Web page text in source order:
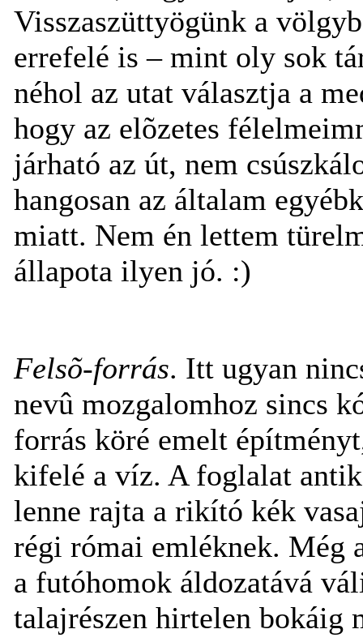
Visszaszüttyögünk a
errefelé is – mint oly sok
néhol az utat választja a
hogy az elõzetes
járható az út, nem
hangosan az általam
miatt. Nem én lettem
állapota ilyen jó. :)
Felsõ-forrás. Itt ugyan
nevû mozgalomhoz sincs
forrás köré emelt
kifelé a víz. A foglalat
lenne rajta a rikító kék
régi római emléknek. Még
a futóhomok áldozatává
talajrészen hirtelen bokáig